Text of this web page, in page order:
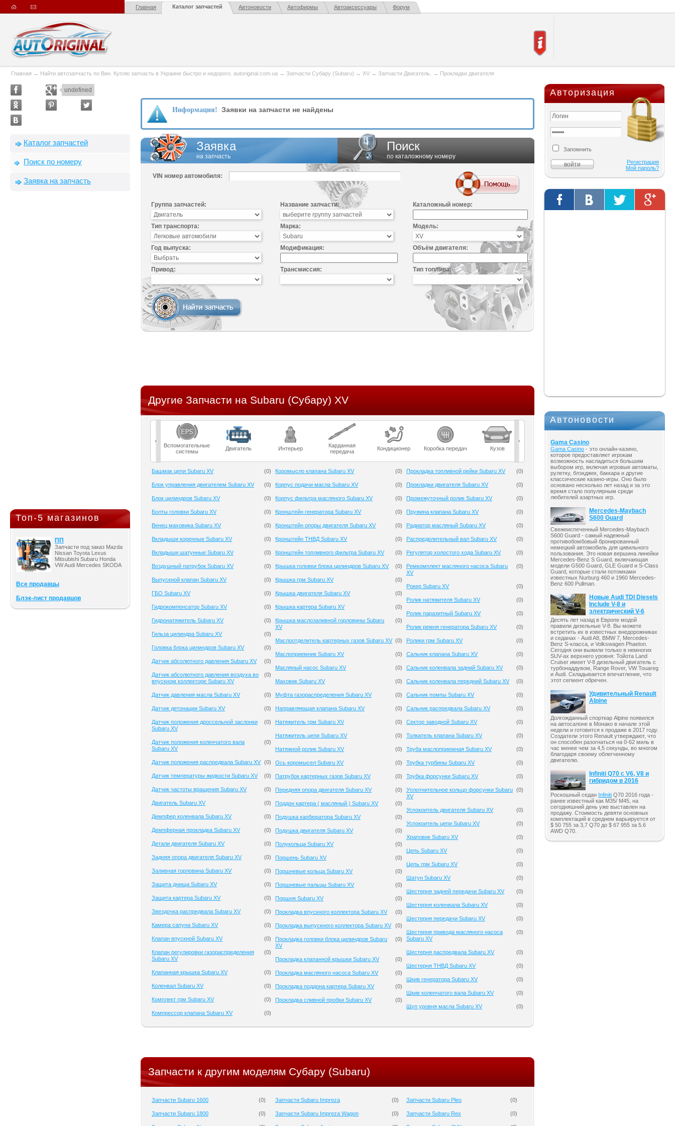
Главная Каталог запчастей Автоновости Автофирмы Автоаксессуары Форум
Главная → Найти автозапчасть по Вин. Куплю запчасть в Украине быстро и недорого. autoriginal.com.ua → Запчасти Субару (Subaru) → XV → Запчасти Двигатель. → Прокладки двигателя
undefined
Каталог запчастей
Поиск по номеру
Заявка на запчасть
Топ-5 магазинов
ПП
Запчасти под заказ Mazda
Nissan Toyota Lexus
Mitsubishi Subaru Honda
VW Audi Mercedes SKODA
Все продавцы
Блэк-лист продавцов
Информация! Заявки на запчасти не найдены
Заявка
на запчасть
Поиск
по каталожному номеру
VIN номер автомобиля:
Группа запчастей: Название запчасти: Каталожный номер:
Тип транспорта: Марка: Модель:
Год выпуска: Модификация: Объём двигателя:
Привод: Трансмиссия: Тип топлива:
Другие Запчасти на Subaru (Субару) XV
Вспомогательные
системы
Двигатель Интерьер
Карданная
передача
Кондиционер Коробка передач Кузов Масла Мост
Башмак цепи Subaru XV (0)
Блок управления двигателем Subaru XV (0)
Блок цилиндров Subaru XV (0)
Болты головки Subaru XV (0)
Венец маховика Subaru XV (0)
Вкладыши коренные Subaru XV (0)
Вкладыши шатунные Subaru XV (0)
Воздушный патрубок Subaru XV (0)
Выпускной клапан Subaru XV (0)
ГБО Subaru XV (0)
Гидрокомпенсатор Subaru XV (0)
Гидронатяжитель Subaru XV (0)
Гильза цилиндра Subaru XV (0)
Головка блока цилиндров Subaru XV (0)
Датчик абсолютного давления Subaru XV (0)
Датчик абсолютного давления воздуха во
впускном коллекторе Subaru XV
(0)
Датчик давления масла Subaru XV (0)
Датчик детонации Subaru XV (0)
Датчик положения дроссельной заслонки
Subaru XV
(0)
Датчик положения коленчатого вала
Subaru XV
(0)
Датчик положения распредвала Subaru XV (0)
Датчик температуры жидкости Subaru XV (0)
Датчик частоты вращения Subaru XV (0)
Двигатель Subaru XV (0)
Демпфер коленвала Subaru XV (0)
Демпферная прокладка Subaru XV (0)
Детали двигателя Subaru XV (0)
Задняя опора двигателя Subaru XV (0)
Заливная горловина Subaru XV (0)
Защита днища Subaru XV (0)
Защита картера Subaru XV (0)
Звездочка распредвала Subaru XV (0)
Камера сапуна Subaru XV (0)
Клапан впускной Subaru XV (0)
Клапан регулировки газораспределения
Subaru XV
(0)
Клапанная крышка Subaru XV (0)
Коленвал Subaru XV (0)
Комплект грм Subaru XV (0)
Компрессор клапана Subaru XV (0)
Коромысло клапана Subaru XV (0)
Корпус подачи масла Subaru XV (0)
Корпус фильтра масляного Subaru XV (0)
Кронштейн генератора Subaru XV (0)
Кронштейн опоры двигателя Subaru XV (0)
Кронштейн ТНВД Subaru XV (0)
Кронштейн топливного фильтра Subaru XV (0)
Крышка головки блока цилиндров Subaru XV (0)
Крышка грм Subaru XV (0)
Крышка двигателя Subaru XV (0)
Крышка картера Subaru XV (0)
Крышка маслозаливной горловины Subaru
XV
(0)
Маслоотделитель картерных газов Subaru XV (0)
Маслоприемник Subaru XV (0)
Масляный насос Subaru XV (0)
Маховик Subaru XV (0)
Муфта газораспределения Subaru XV (0)
Направляющая клапана Subaru XV (0)
Натяжитель грм Subaru XV (0)
Натяжитель цепи Subaru XV (0)
Натяжной ролик Subaru XV (0)
Ось коромысел Subaru XV (0)
Патрубок картерных газов Subaru XV (0)
Передняя опора двигателя Subaru XV (0)
Поддон картера ( масляный ) Subaru XV (0)
Подушка карбюратора Subaru XV (0)
Подушка двигателя Subaru XV (0)
Полукольца Subaru XV (0)
Поршень Subaru XV (0)
Поршневые кольца Subaru XV (0)
Поршневые пальцы Subaru XV (0)
Поршня Subaru XV (0)
Прокладка впускного коллектора Subaru XV (0)
Прокладка выпускного коллектора Subaru XV (0)
Прокладка головки блока цилиндров Subaru
XV
(0)
Прокладка клапанной крышки Subaru XV (0)
Прокладка масляного насоса Subaru XV (0)
Прокладка поддона картера Subaru XV (0)
Прокладка сливной пробки Subaru XV (0)
Прокладка топливной рейки Subaru XV (0)
Прокладки двигателя Subaru XV (0)
Промежуточный ролик Subaru XV (0)
Пружина клапана Subaru XV (0)
Радиатор масляный Subaru XV (0)
Распределительный вал Subaru XV (0)
Регулятор холостого хода Subaru XV (0)
Ремкомплект масляного насоса Subaru
XV
(0)
Рокер Subaru XV (0)
Ролик натяжителя Subaru XV (0)
Ролик паразитный Subaru XV (0)
Ролик ремня генератора Subaru XV (0)
Ролики грм Subaru XV (0)
Сальник клапана Subaru XV (0)
Сальник коленвала задний Subaru XV (0)
Сальник коленвала передний Subaru XV (0)
Сальник помпы Subaru XV (0)
Сальник распредвала Subaru XV (0)
Сектор заводной Subaru XV (0)
Толкатель клапана Subaru XV (0)
Труба маслоприемная Subaru XV (0)
Трубка турбины Subaru XV (0)
Трубка форсунки Subaru XV (0)
Уплотнительное кольцо форсунки Subaru
XV
(0)
Успокоитель двигателя Subaru XV (0)
Успокоитель цепи Subaru XV (0)
Храповик Subaru XV (0)
Цепь Subaru XV (0)
Цепь грм Subaru XV (0)
Шатун Subaru XV (0)
Шестерня задней передачи Subaru XV (0)
Шестерня коленвала Subaru XV (0)
Шестерня передачи Subaru XV (0)
Шестерня привода масляного насоса
Subaru XV
(0)
Шестерня распредвала Subaru XV (0)
Шестерня ТНВД Subaru XV (0)
Шкив генератора Subaru XV (0)
Шкив коленчатого вала Subaru XV (0)
Щуп уровня масла Subaru XV (0)
Запчасти к другим моделям Субару (Subaru)
Запчасти Subaru 1600 (0)
Запчасти Subaru 1800 (0)
Запчасти Subaru Impreza (0)
Запчасти Subaru Impreza Wagon (0)
Запчасти Subaru Pleo (0)
Запчасти Subaru Rex (0)
Авторизация
Запомнить
Регистрация
Мой пароль?
Автоновости
Gama Casino
Gama Casino - это онлайн-казино,
которое предоставляет игрокам
возможность насладиться большим
выбором игр, включая игровые автоматы,
рулетку, блэкджек, баккара и другие
классические казино-игры. Оно было
основано несколько лет назад и за это
время стало популярным среди
любителей азартных игр.
Mercedes-Maybach
S600 Guard
Свежеиспеченный Mercedes-Maybach
S600 Guard - самый надежный
противобомбовый бронированный
немецкий автомобиль для цивильного
пользования. Это новая вершина линейки
Mercedes-Benz S Guard, включающая
модели G500 Guard, GLE Guard и S-Class
Guard, которые стали потомками
известных Nurburg 460 и 1960 Mercedes-
Benz 600 Pullman.
Новые Audi TDI Diesels
Include V-8 и
электрический V-6
Десять лет назад в Европе модой
правили дизельные V-8. Вы можете
встретить их в известных внедорожниках
и седанах - Audi A8, BMW 7, Mercedes-
Benz S-класса, и Volkswagen Phaeton.
Сегодня они выжили только в немногих
SUV-ах верхнего уровня: Тойота Land
Cruiser имеет V-8 дизельный двигатель с
турбонаддувом, Range Rover, VW Touareg
и Audi. Складывается впечатление, что
этот сегмент обречен.
Удивительный Renault
Alpine
Долгожданный спорткар Alpine появился
на автосалоне в Монако в начале этой
недели и готовится к продаже в 2017 году.
Создатели этого Renault утверждают, что
он способен разогнаться на 0-62 миль в
час менее чем за 4,5 секунды, во многом
благодаря своему облегченному
двигателю.
Infiniti Q70 с V6, V8 и
гибридом в 2016
Роскошный седан Infiniti Q70 2016 года -
ранее известный как M35/ M45, на
сегодняшний день уже выставлен на
продажу. Стоимость девяти основных
комплектаций в среднем варьируется от
$ 50 755 за 3,7 Q70 до $ 67 955 за 5.6
AWD Q70.